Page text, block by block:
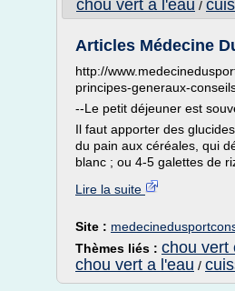
chou vert a l'eau /
Articles Médecine
http://
principes-generaux-
--Le petit déjeuner est
Il faut apporter des
du pain aux céréales, qui
blanc ; ou 4-5 galettes de
Lire la suite
Site :
Thèmes liés : chou vert
chou vert a l'eau /